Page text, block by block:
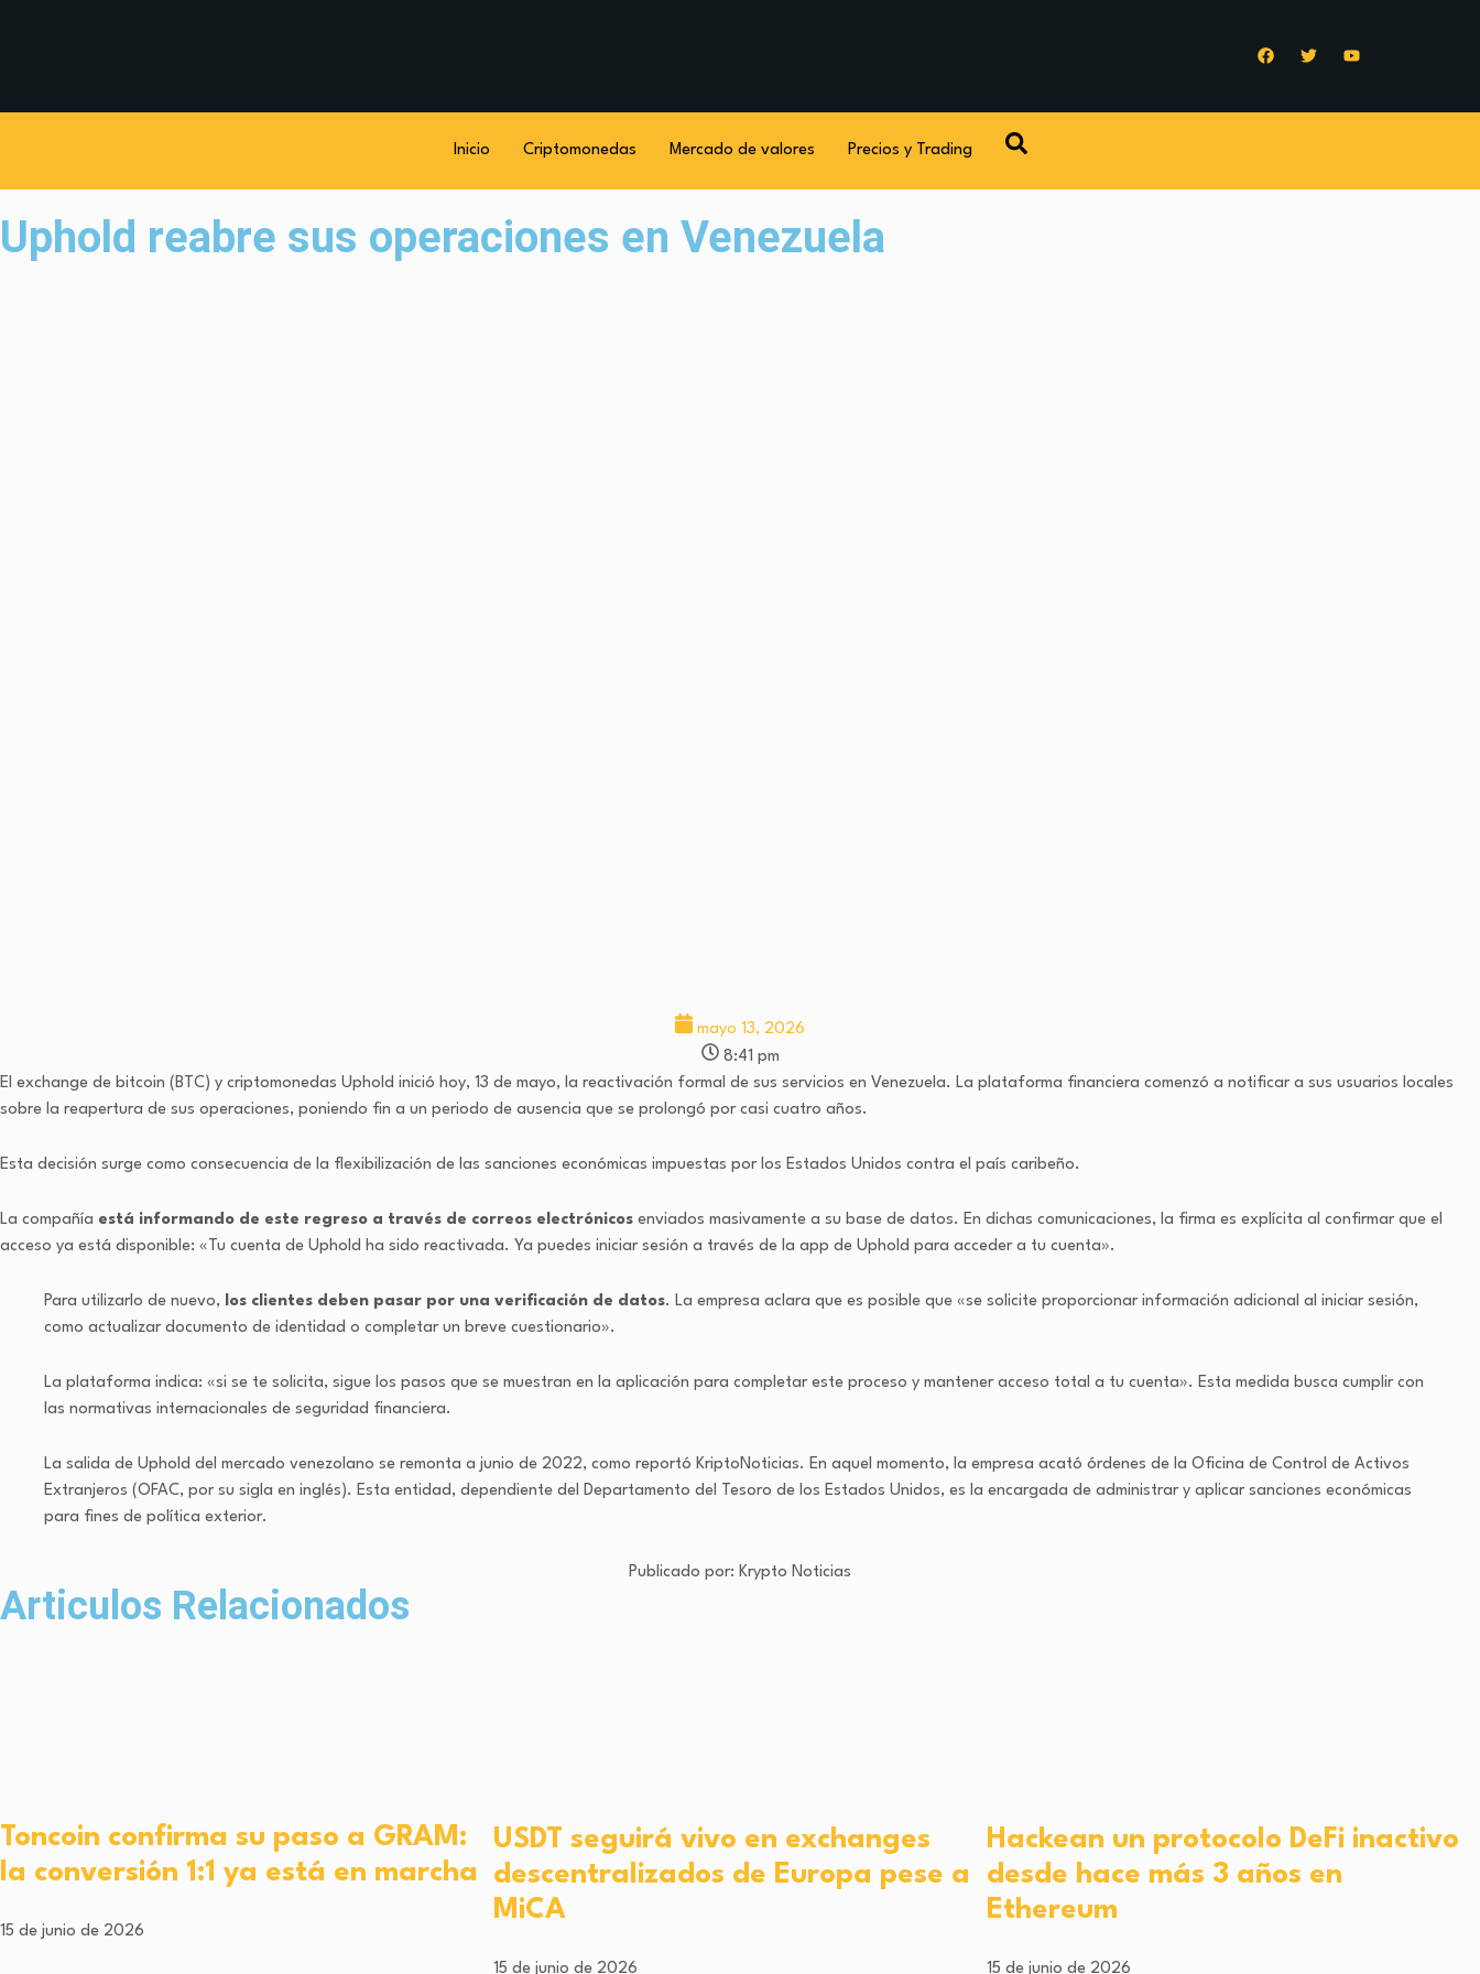
Inicio Criptomonedas Mercado de valores Precios y Trading
Uphold reabre sus operaciones en Venezuela
mayo 13, 2026
8:41 pm
El exchange de bitcoin (BTC) y criptomonedas Uphold inició hoy, 13 de mayo, la reactivación formal de sus servicios en Venezuela. La plataforma financiera comenzó a notificar a sus usuarios locales
sobre la reapertura de sus operaciones, poniendo fin a un periodo de ausencia que se prolongó por casi cuatro años.
Esta decisión surge como consecuencia de la flexibilización de las sanciones económicas impuestas por los Estados Unidos contra el país caribeño.
La compañía está informando de este regreso a través de correos electrónicos enviados masivamente a su base de datos. En dichas comunicaciones, la firma es explícita al confirmar que el
acceso ya está disponible: «Tu cuenta de Uphold ha sido reactivada. Ya puedes iniciar sesión a través de la app de Uphold para acceder a tu cuenta».
Para utilizarlo de nuevo, los clientes deben pasar por una verificación de datos. La empresa aclara que es posible que «se solicite proporcionar información adicional al iniciar sesión,
como actualizar documento de identidad o completar un breve cuestionario».
La plataforma indica: «si se te solicita, sigue los pasos que se muestran en la aplicación para completar este proceso y mantener acceso total a tu cuenta». Esta medida busca cumplir con
las normativas internacionales de seguridad financiera.
La salida de Uphold del mercado venezolano se remonta a junio de 2022, como reportó KriptoNoticias. En aquel momento, la empresa acató órdenes de la Oficina de Control de Activos
Extranjeros (OFAC, por su sigla en inglés). Esta entidad, dependiente del Departamento del Tesoro de los Estados Unidos, es la encargada de administrar y aplicar sanciones económicas
para fines de política exterior.
Publicado por: Krypto Noticias
Articulos Relacionados
Toncoin confirma su paso a GRAM:
la conversión 1:1 ya está en marcha
15 de junio de 2026
USDT seguirá vivo en exchanges
descentralizados de Europa pese a
MiCA
15 de junio de 2026
Hackean un protocolo DeFi inactivo
desde hace más 3 años en
Ethereum
15 de junio de 2026